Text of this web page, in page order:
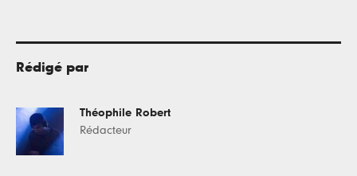
Rédigé par
Théophile Robert
Rédacteur